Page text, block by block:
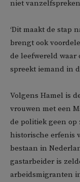
niet
‘Dit maakt de stap
brengt ook
de leefwereld waar
spreekt iemand in
Volgens Hamel is
vrouwen met een
de politiek geen op
historische erfenis
bestaan in
gastarbeider is
arbeidsmigranten